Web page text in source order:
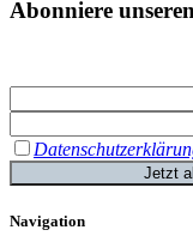
Abonniere
Jetzt
Navigation